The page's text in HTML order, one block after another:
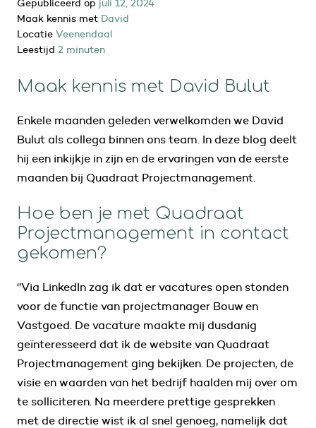
Maak kennis met David Bulut
Enkele maanden geleden verwelkomden we David
Bulut als collega binnen ons team. In deze blog deelt
hij een inkijkje in zijn en de ervaringen van de eerste
maanden bij Quadraat Projectmanagement.
Hoe ben je met Quadraat
Projectmanagement in contact
gekomen?
‘’Via LinkedIn zag ik dat er vacatures open stonden
voor de functie van projectmanager Bouw en
Vastgoed. De vacature maakte mij dusdanig
geïnteresseerd dat ik de website van Quadraat
Projectmanagement ging bekijken. De projecten, de
visie en waarden van het bedrijf haalden mij over om
te solliciteren. Na meerdere prettige gesprekken
met de directie wist ik al snel genoeg, namelijk dat
Gepubliceerd op juli 12, 2024
Maak kennis met David
Locatie Veenendaal
Leestijd 2 minuten